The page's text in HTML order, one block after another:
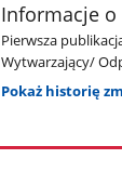
Informacje
Pierwsza
Wytwarzający/
Pokaż historię